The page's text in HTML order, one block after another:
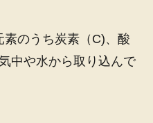
のうち炭素（C)、酸
中や水から取り込んで